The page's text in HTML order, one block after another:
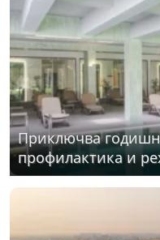
Приключва
профилактика и